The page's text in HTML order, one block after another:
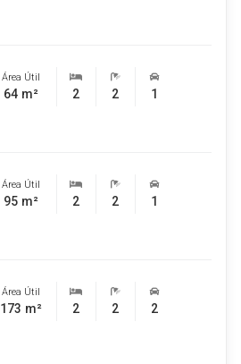
Área Útil
64 m² 2 2 1
Área Útil
95 m² 2 2 1
Área Útil
173 m² 2 2 2